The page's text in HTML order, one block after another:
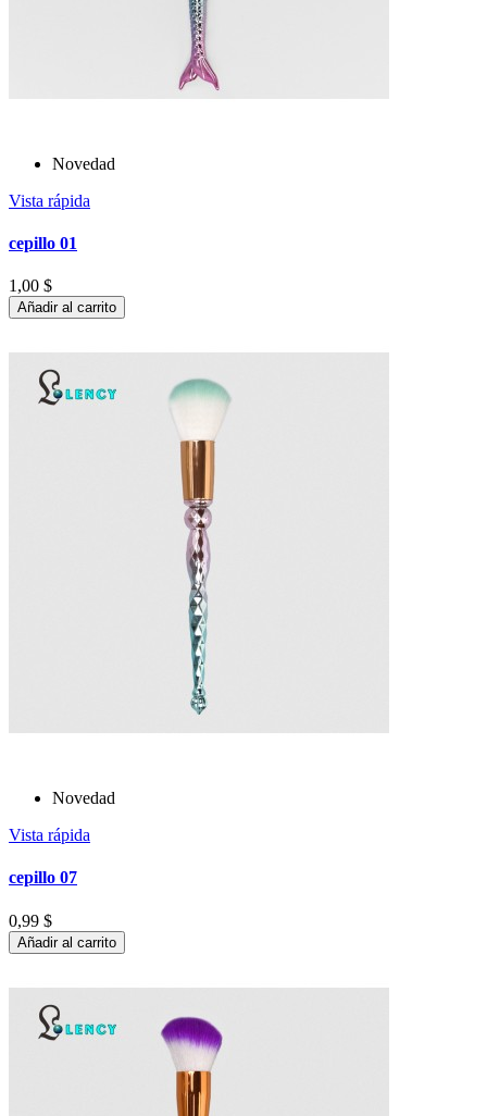
Novedad
Vista rápida
cepillo 01
1,00 $
Añadir al carrito
Novedad
Vista rápida
cepillo 07
0,99 $
Añadir al carrito